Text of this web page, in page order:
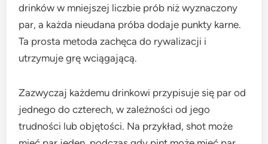
drinków w mniejszej liczbie prób niż wyznaczony
par, a każda nieudana próba dodaje punkty karne.
Ta prosta metoda zachęca do rywalizacji i
utrzymuje grę wciągającą.
Zazwyczaj każdemu drinkowi przypisuje się par od
jednego do czterech, w zależności od jego
trudności lub objętości. Na przykład, shot może